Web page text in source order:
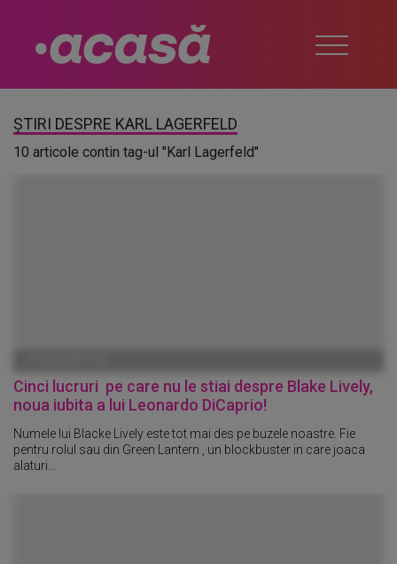
ȘTIRI DESPRE KARL LAGERFELD
10 articole contin tag-ul "Karl Lagerfeld"
Cinci lucruri pe care nu le stiai despre Blake Lively,
noua iubita a lui Leonardo DiCaprio!
Numele lui Blacke Lively este tot mai des pe buzele noastre. Fie
pentru rolul sau din Green Lantern , un blockbuster in care joaca
alaturi...